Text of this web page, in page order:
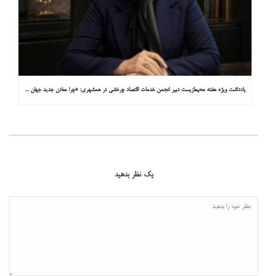
یادداشت ویژه هفته محیط‌زیست دبیر انجمن خدمات اقتصاد چرخشی در همشهری: «چرا معادن جدید جهان زیر زمین نیستند؟»
یک نظر بدهید